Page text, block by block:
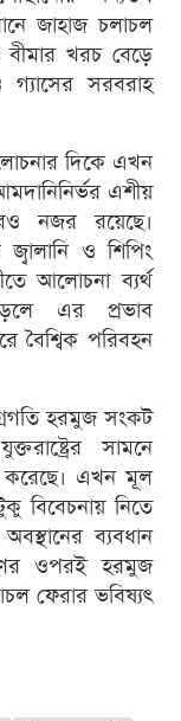
জাহাজ চলাচল
বীমার খরচ বেড়ে
গ্যাসের সরবরাহ
দিকে এখন
এশীয়
নজর রয়েছে।
ও শিপিং
আলোচনা ব্যর্থ
এর প্রভাব
বৈশ্বিক পরিবহন
হরমুজ সংকট
সামনে
করেছে। এখন মূল
বিবেচনায় নিতে
ব্যবধান
ওপরই হরমুজ
ফেরার ভবিষ্যৎ